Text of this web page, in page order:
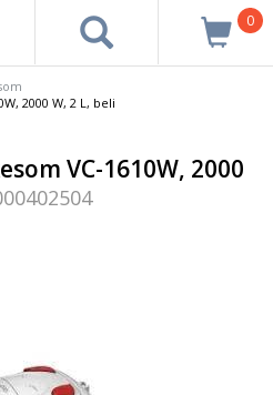
0
2000 W, 2 L, beli
VC-1610W, 2000